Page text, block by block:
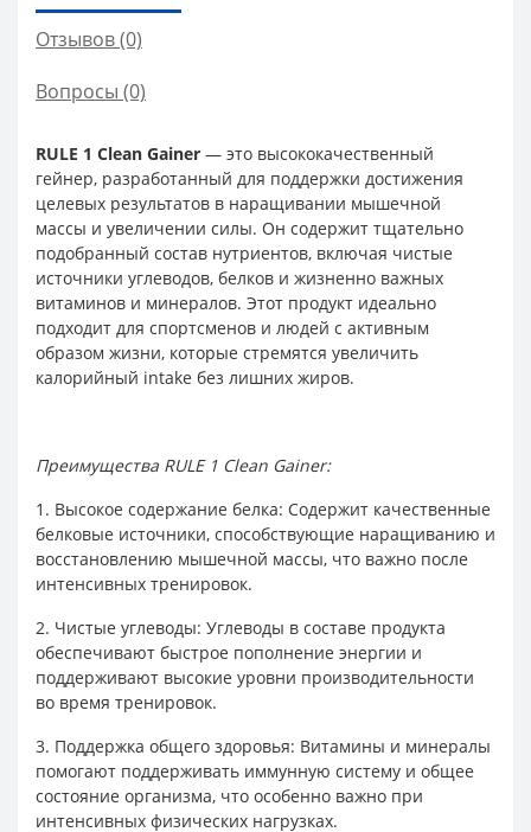
Отзывов (0)
Вопросы (0)
RULE 1 Clean Gainer — это высококачественный
гейнер, разработанный для поддержки достижения
целевых результатов в наращивании мышечной
массы и увеличении силы. Он содержит тщательно
подобранный состав нутриентов, включая чистые
источники углеводов, белков и жизненно важных
витаминов и минералов. Этот продукт идеально
подходит для спортсменов и людей с активным
образом жизни, которые стремятся увеличить
калорийный intake без лишних жиров.
Преимущества RULE 1 Clean Gainer:
1. Высокое содержание белка: Содержит качественные
белковые источники, способствующие наращиванию и
восстановлению мышечной массы, что важно после
интенсивных тренировок.
2. Чистые углеводы: Углеводы в составе продукта
обеспечивают быстрое пополнение энергии и
поддерживают высокие уровни производительности
во время тренировок.
3. Поддержка общего здоровья: Витамины и минералы
помогают поддерживать иммунную систему и общее
состояние организма, что особенно важно при
интенсивных физических нагрузках.